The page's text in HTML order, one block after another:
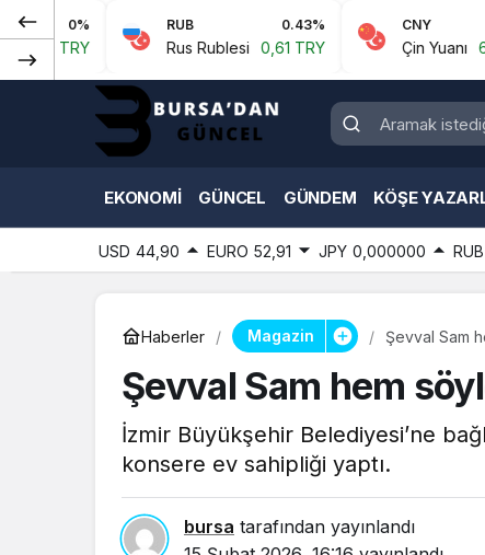
Rus Rublesi 0,61 TRY
0.07%
Çin Yuanı 6,59 TRY
EKONOMI GÜNCEL GÜNDEM KÖŞE
USD 44,90 EURO 52,91 JPY 0,000000 RUB
Haberler Magazin Şevval Sam
Şevval Sam hem
İzmir Büyükşehir Belediyesi’ne
konsere ev sahipliği yaptı.
bursa tarafından yayınlandı